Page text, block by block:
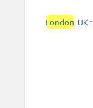
London, UK: